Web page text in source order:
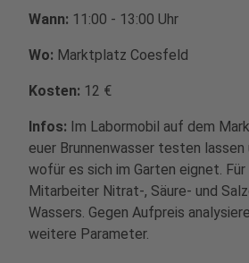
Wann: 11:00 - 13:00 Uhr
Wo: Marktplatz Coesfeld
Kosten: 12 €
Infos: Im Labormobil auf dem
euer Brunnenwasser testen
wofür es sich im Garten eignet.
Mitarbeiter Nitrat-, Säure- und
Wassers. Gegen Aufpreis
weitere Parameter.